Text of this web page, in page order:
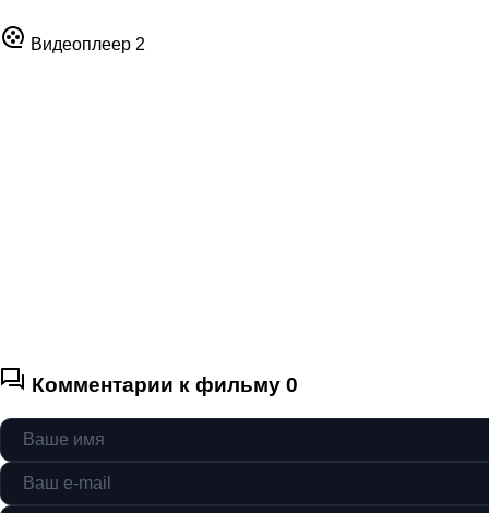
Видеоплеер 2
Комментарии к фильму 0